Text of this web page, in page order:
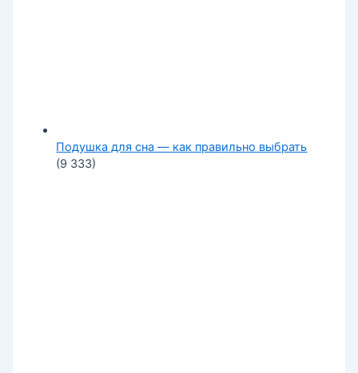
Подушка для сна — как правильно выбрать
(9 333)